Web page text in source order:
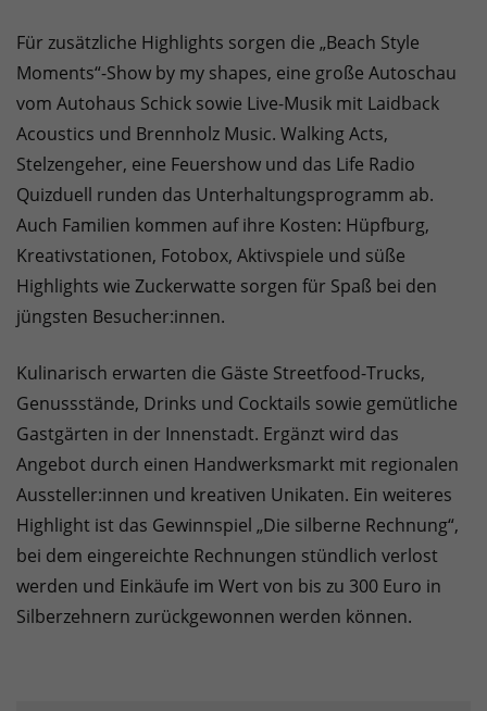
Für zusätzliche Highlights sorgen die „Beach Style
Moments“-Show by my shapes, eine große Autoschau
vom Autohaus Schick sowie Live-Musik mit Laidback
Acoustics und Brennholz Music. Walking Acts,
Stelzengeher, eine Feuershow und das Life Radio
Quizduell runden das Unterhaltungsprogramm ab.
Auch Familien kommen auf ihre Kosten: Hüpfburg,
Kreativstationen, Fotobox, Aktivspiele und süße
Highlights wie Zuckerwatte sorgen für Spaß bei den
jüngsten Besucher:innen.
Kulinarisch erwarten die Gäste Streetfood-Trucks,
Genussstände, Drinks und Cocktails sowie gemütliche
Gastgärten in der Innenstadt. Ergänzt wird das
Angebot durch einen Handwerksmarkt mit regionalen
Aussteller:innen und kreativen Unikaten. Ein weiteres
Highlight ist das Gewinnspiel „Die silberne Rechnung“,
bei dem eingereichte Rechnungen stündlich verlost
werden und Einkäufe im Wert von bis zu 300 Euro in
Silberzehnern zurückgewonnen werden können.